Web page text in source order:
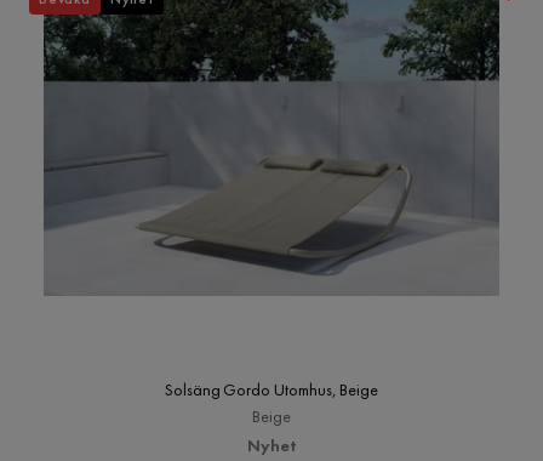
Solsäng Gordo Utomhus, Beige
Beige
Nyhet